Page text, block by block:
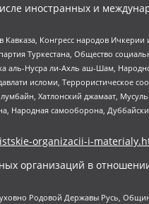
иностранных и
Конгресс народов Ичкерии
Туркестана, Общество
аль-Нусра ли-Ахль аш-Шам,
исломи, Террористическое
Хатлонский джамаат,
Народная самооборона,
organizacii-i-
организаций в
Родовой Державы Русь,